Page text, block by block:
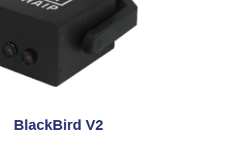
BlackBird V2